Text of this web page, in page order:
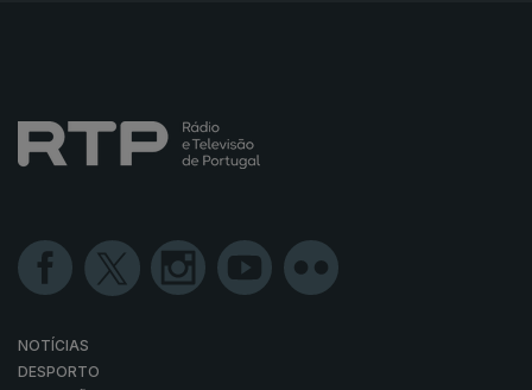
NOTÍCIAS
DESPORTO